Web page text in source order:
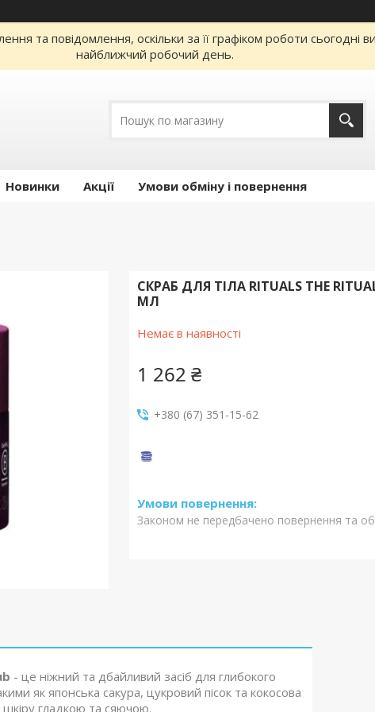
та повідомлення, оскільки за її графіком роботи сьогодні
найближчий робочий день.
Новинки Акції Умови обміну і повернення
СКРАБ ДЛЯ ТІЛА RITUALS THE
МЛ
Немає в наявності
1 262 ₴
+380 (67) 351-15-62
Законом не передбачено повернення та
- це ніжний та дбайливий засіб для глибокого
як японська сакура, цукровий пісок та кокосова
шкіру гладкою та сяючою.